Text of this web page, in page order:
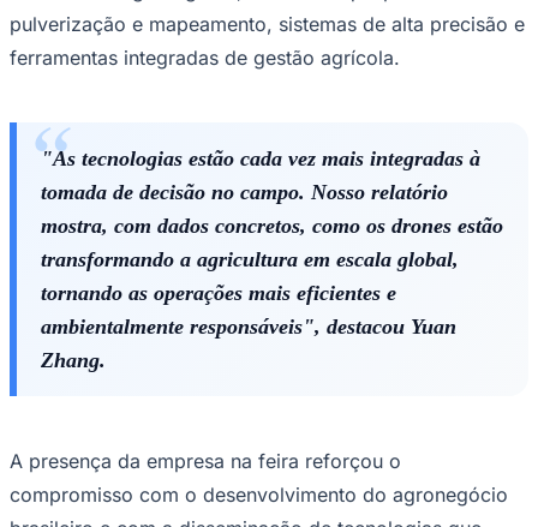
No campo regulatório, países como Brasil e Canadá
avançaram na criação de regras mais claras para o uso
Civil (ANAC) atualizou suas regulamentações para incluir
"cenários padrão" em operações agrícolas recorrentes.
Já no Canadá, mudanças nas normas de aviação civil
mapeamento e monitoramento agrícola.
levou à Agrishow seu portfólio de soluções tecnológicas
voltadas ao agronegócio, com destaque para drones de